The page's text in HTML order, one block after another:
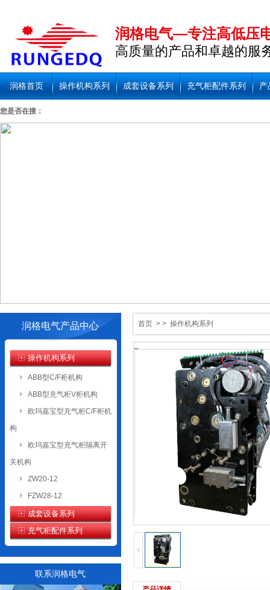
润格电气—专注高低压
高质量的产品和卓越的服
润格首页 操作机构系列 成套设备系列 充气柜配件系列 产
您是否在搜：
润格电气产品中心
操作机构系列
ABB型C/F柜机构
ABB型充气柜V柜机构
欧玛嘉宝型充气柜C/F柜机
构
欧玛嘉宝型充气柜隔离开
关机构
ZW20-12
FZW28-12
成套设备系列
充气柜配件系列
联系润格电气
首页 > > 操作机构系列